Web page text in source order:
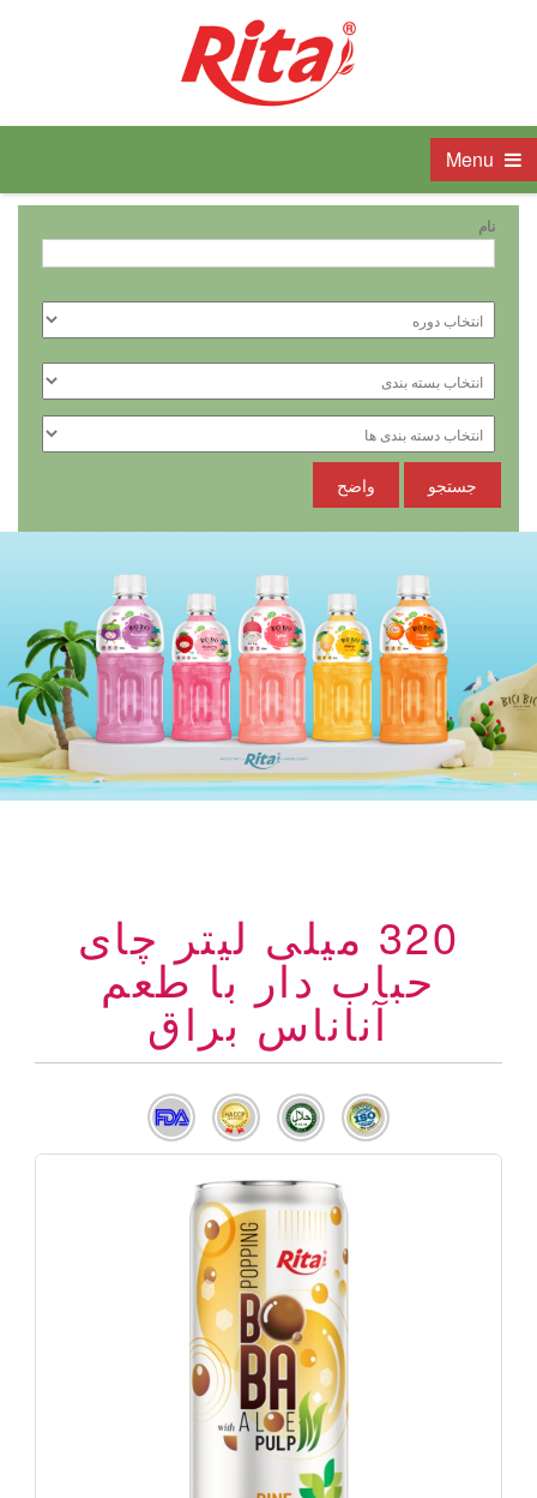
نام
جستجو واضح
320 میلی لیتر چای
حباب دار با طعم
آناناس براق